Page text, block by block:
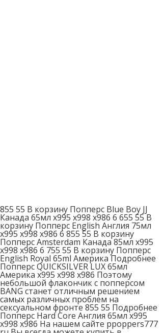
855 55 В корзину Попперс Blue Boy JJ
Канада 65мл x995 x998 x986 6 655 55 В
корзину Попперс English Англия 75мл
x995 x998 x986 6 855 55 В корзину
Попперс Amsterdam Канада 85мл x995
x998 x986 6 755 55 В корзину Попперс
English Royal 65ml Америка Подробнее
Попперс QUICKSILVER LUX 65мл
Америка x995 x998 x986 Поэтому
небольшой флакончик с попперсом
BANG станет отличным решением
самых различных проблем на
сексуальном фронте 855 55 Подробнее
Попперс Hard Core Англия 65мл x995
x998 x986 На нашем сайте ppoppers777